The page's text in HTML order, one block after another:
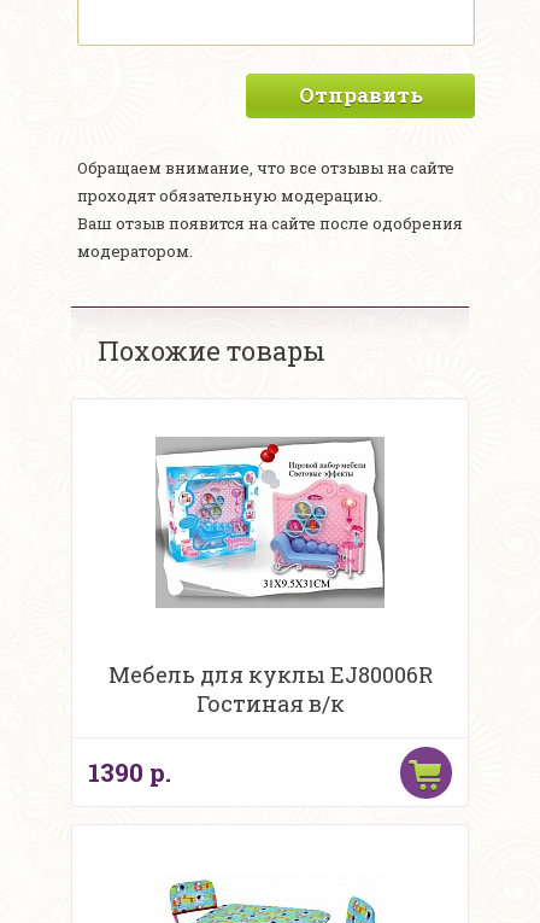
Отправить
Обращаем внимание, что все отзывы на сайте
проходят обязательную модерацию.
Ваш отзыв появится на сайте после одобрения
модератором.
Похожие товары
Мебель для куклы EJ80006R
Гостиная в/к
1390 р.